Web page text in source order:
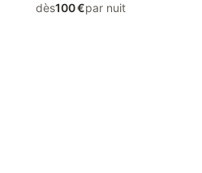
dès100 €par nuit